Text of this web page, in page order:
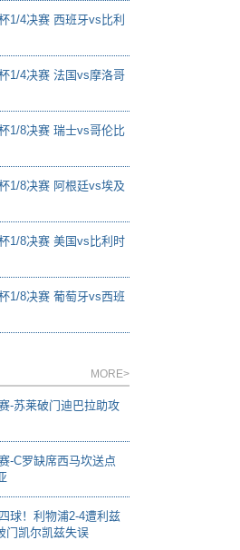
1/4决赛 西班牙vs比利
1/4决赛 法国vs摩洛哥
1/8决赛 瑞士vs哥伦比
1/8决赛 阿根廷vs埃及
1/8决赛 美国vs比利时
1/8决赛 葡萄牙vs西班
MORE>
-苏莱破门迪巴拉助攻
-C罗缺席西马坎送点
球！利物浦2-4遭利兹
门凯尔凯兹失误